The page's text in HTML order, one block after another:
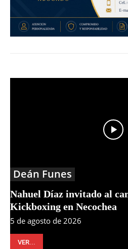
Deán Funes
Nahuel Díaz invitado al
Kickboxing en Necochea
5 de agosto de 2026
VER...